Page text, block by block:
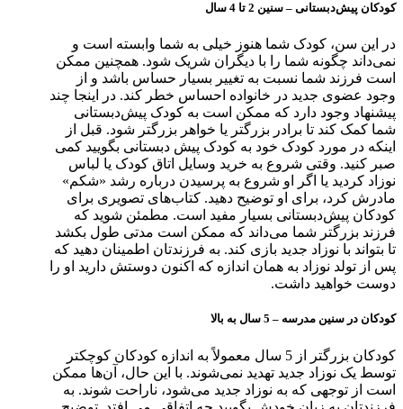
کودکان پیش‌دبستانی – سنین 2 تا 4 سال
در این سن، کودک شما هنوز خیلی به شما وابسته است و
نمی‌داند چگونه شما را با دیگران شریک شود. همچنین ممکن
است فرزند شما نسبت به تغییر بسیار حساس باشد و از
وجود عضوی جدید در خانواده احساس خطر کند. در اینجا چند
پیشنهاد وجود دارد که ممکن است به کودک پیش‌دبستانی
شما کمک کند تا برادر بزرگتر یا خواهر بزرگتر شود. قبل از
اینکه در مورد کودک خود به کودک پیش دبستانی بگویید کمی
صبر کنید. وقتی شروع به خرید وسایل اتاق کودک یا لباس
نوزاد کردید یا اگر او شروع به پرسیدن درباره رشد «شکم»
مادرش کرد، برای او توضیح دهید. کتاب‌های تصویری برای
کودکان پیش‌دبستانی بسیار مفید است. مطمئن شوید که
فرزند بزرگتر شما می‌داند که ممکن است مدتی طول بکشد
تا بتواند با نوزاد جدید بازی کند. به فرزندتان اطمینان دهید که
پس از تولد نوزاد به همان اندازه که اکنون دوستش دارید او را
دوست خواهید داشت.
کودکان در سنین مدرسه –
کودکان بزرگتر از 5 سال معمولاً به اندازه کودکان کوچکتر
توسط یک نوزاد جدید تهدید نمی‌شوند. با این حال، آن‌ها ممکن
است از توجهی که به نوزاد جدید می‌شود، ناراحت شوند. به